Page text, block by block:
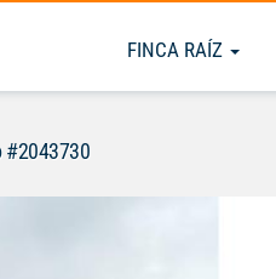
FINCA RAÍZ
#2043730